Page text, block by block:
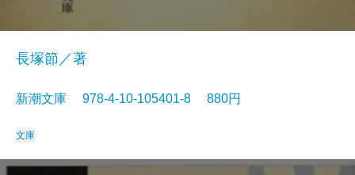
長塚節／著
新潮文庫 978-4-10-105401-8 880円
文庫